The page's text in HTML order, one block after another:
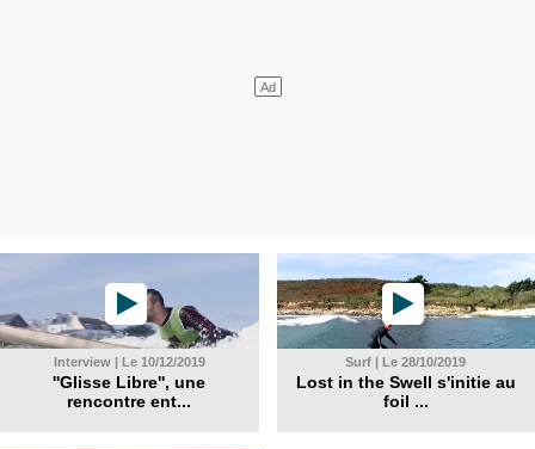
Interview | Le 10/12/2019
''Glisse Libre'', une
rencontre ent...
Surf | Le 28/10/2019
Lost in the Swell s'initie au
foil ...